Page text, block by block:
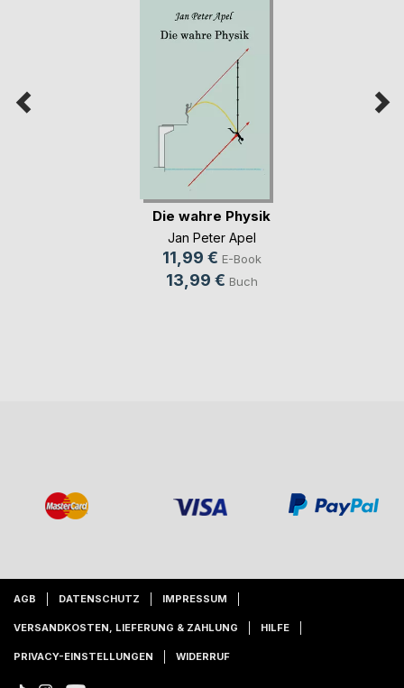
Die wahre Physik
Jan Peter Apel
11,99 € E-Book
13,99 € Buch
AGB DATENSCHUTZ IMPRESSUM
VERSANDKOSTEN, LIEFERUNG & ZAHLUNG HILFE
PRIVACY-EINSTELLUNGEN WIDERRUF